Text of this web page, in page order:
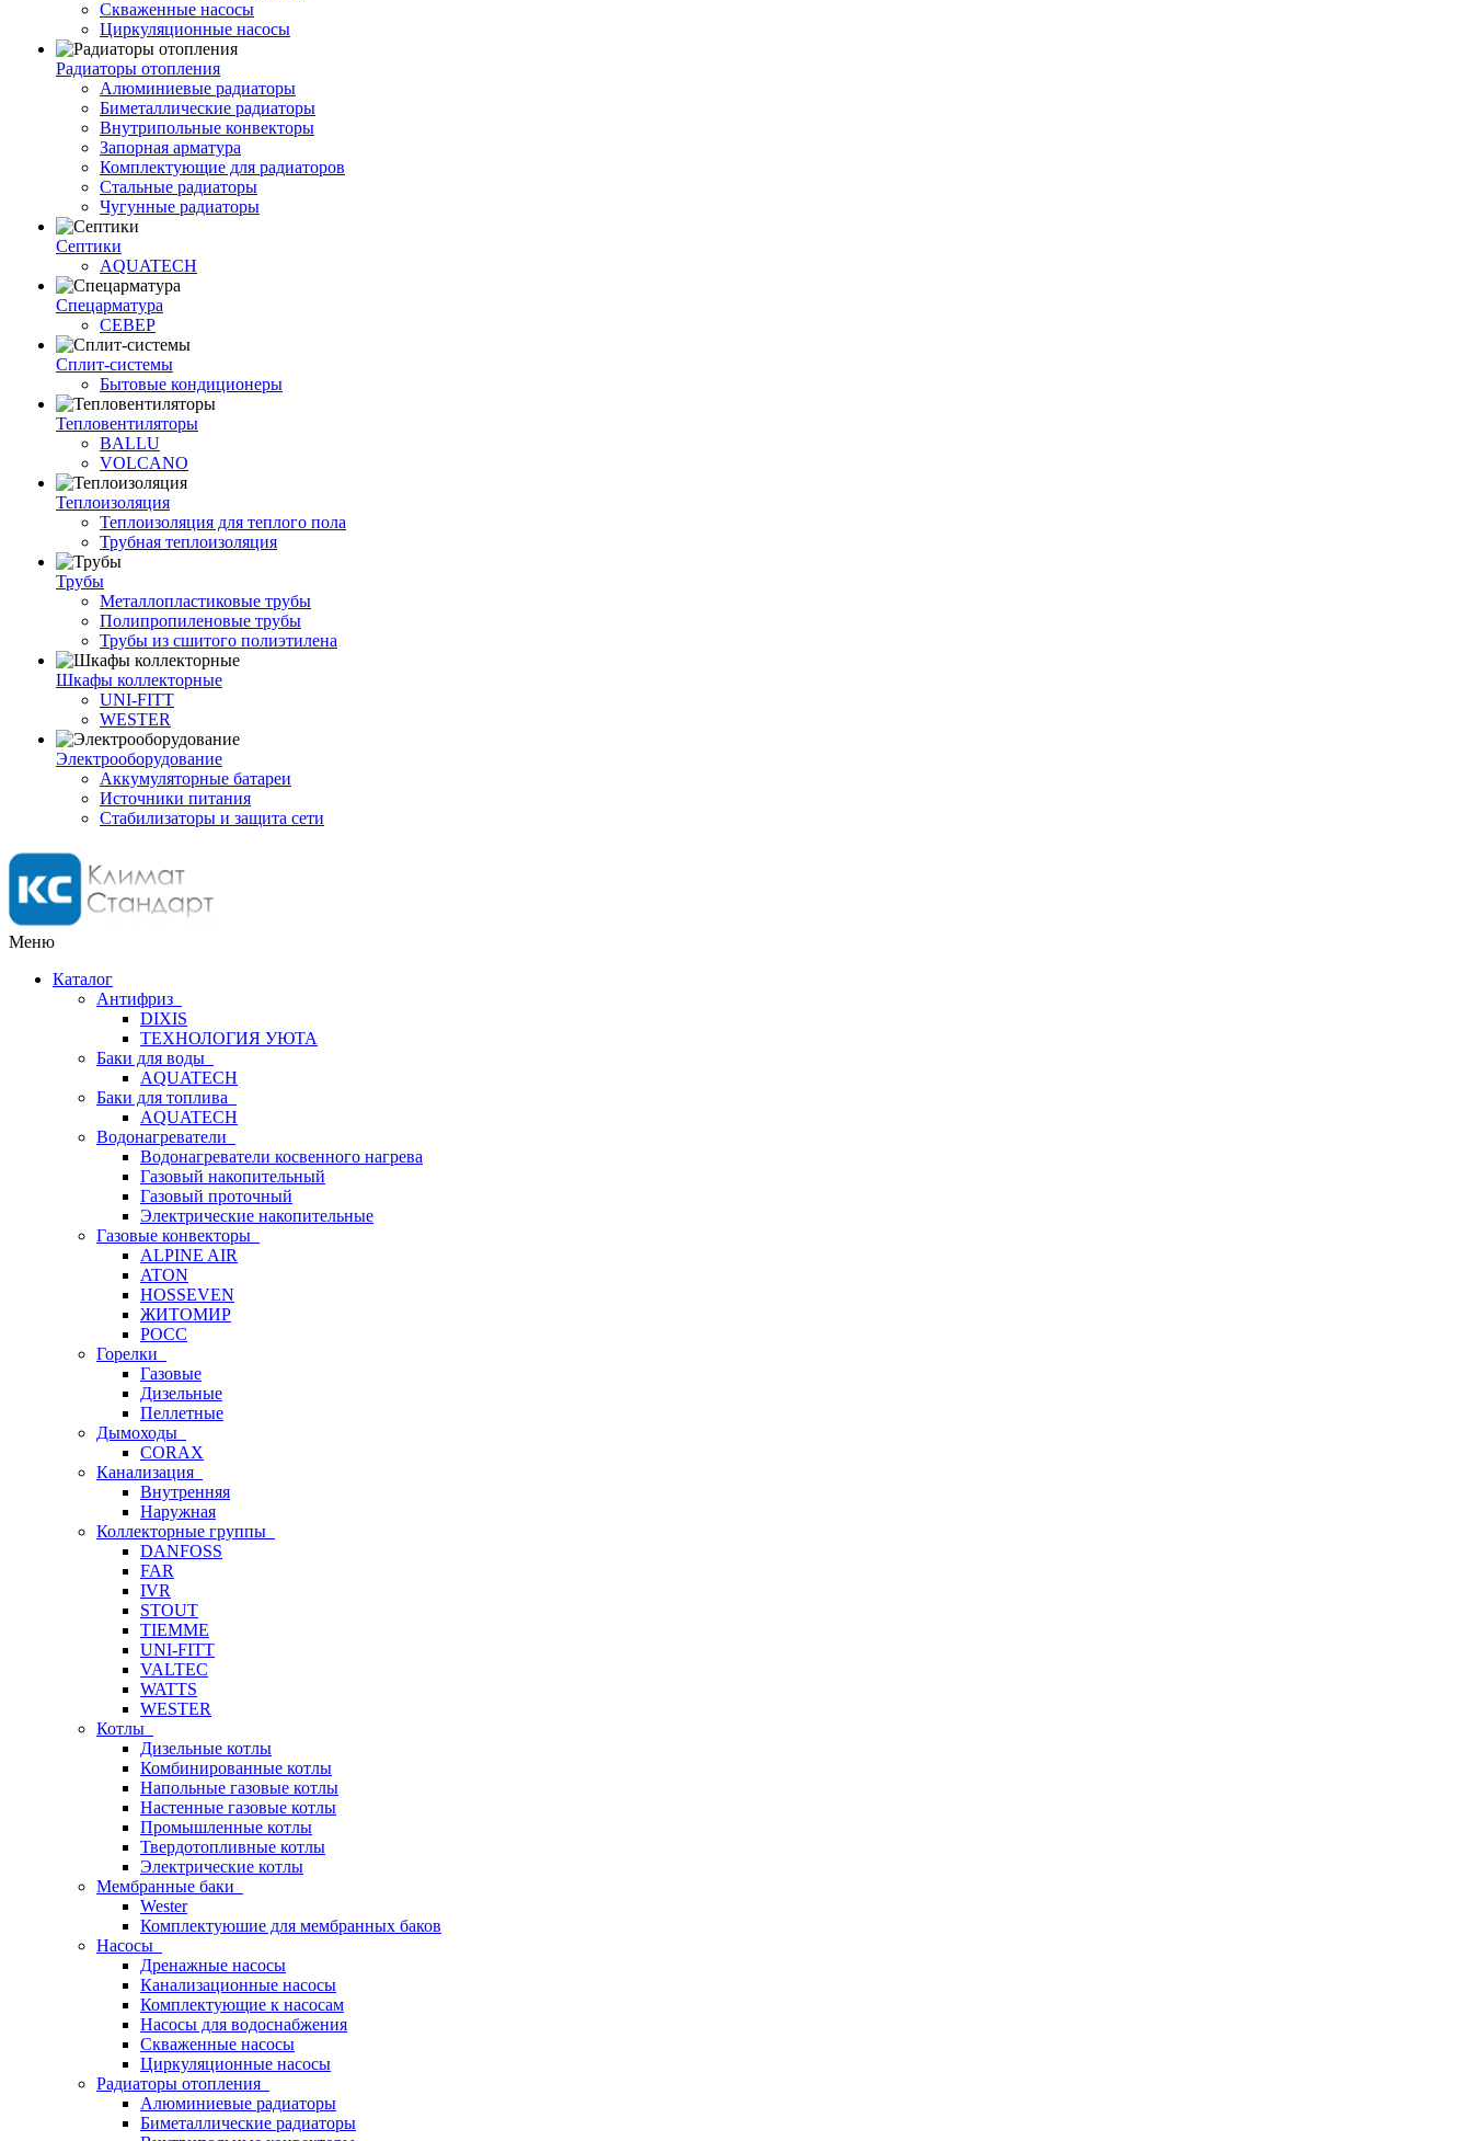
Скваженные насосы
Циркуляционные насосы
Радиаторы отопления
Алюминиевые радиаторы
Биметаллические радиаторы
Внутрипольные конвекторы
Запорная арматура
Комплектующие для радиаторов
Стальные радиаторы
Чугунные радиаторы
Септики
AQUATECH
Спецарматура
СЕВЕР
Сплит-системы
Бытовые кондиционеры
Тепловентиляторы
BALLU
VOLCANO
Теплоизоляция
Теплоизоляция для теплого пола
Трубная теплоизоляция
Трубы
Металлопластиковые трубы
Полипропиленовые трубы
Трубы из сшитого полиэтилена
Шкафы коллекторные
UNI-FITT
WESTER
Электрооборудование
Аккумуляторные батареи
Источники питания
Стабилизаторы и защита сети
Меню
Каталог
Антифриз
DIXIS
ТЕХНОЛОГИЯ УЮТА
Баки для воды
AQUATECH
Баки для топлива
AQUATECH
Водонагреватели
Водонагреватели косвенного нагрева
Газовый накопительный
Газовый проточный
Электрические накопительные
Газовые конвекторы
ALPINE AIR
ATON
HOSSEVEN
ЖИТОМИР
РОСС
Горелки
Газовые
Дизельные
Пеллетные
Дымоходы
CORAX
Канализация
Внутренняя
Наружная
Коллекторные группы
DANFOSS
FAR
IVR
STOUT
TIEMME
UNI-FITT
VALTEC
WATTS
WESTER
Котлы
Дизельные котлы
Комбинированные котлы
Напольные газовые котлы
Настенные газовые котлы
Промышленные котлы
Твердотопливные котлы
Электрические котлы
Мембранные баки
Wester
Комплектуюшие для мембранных баков
Насосы
Дренажные насосы
Канализационные насосы
Комплектующие к насосам
Насосы для водоснабжения
Скваженные насосы
Циркуляционные насосы
Радиаторы отопления
Алюминиевые радиаторы
Биметаллические радиаторы